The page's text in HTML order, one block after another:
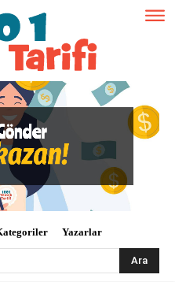
Yazarlar
Ara